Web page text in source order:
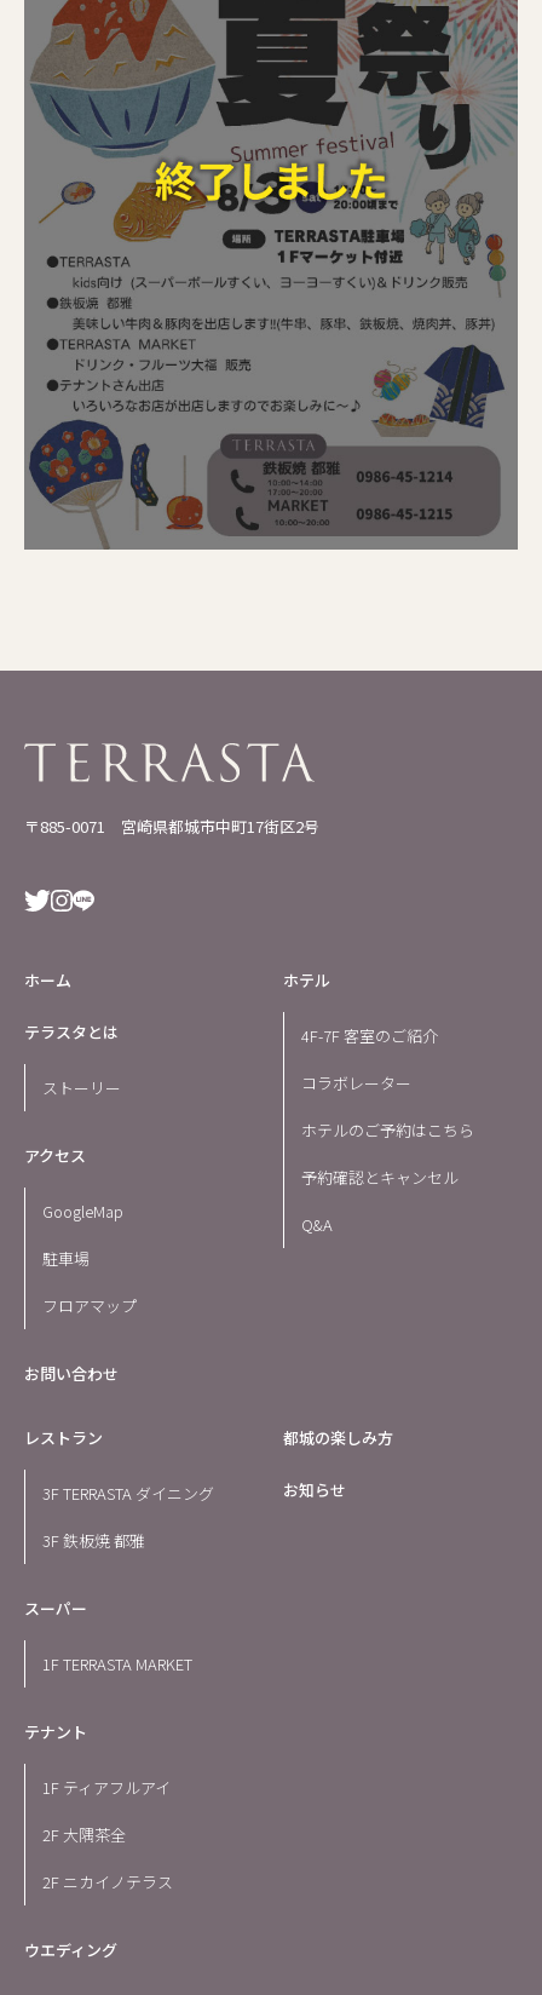
〒885-0071 宮崎県都城市中町17街区2号
ホーム
テラスタとは
ストーリー
アクセス
GoogleMap
駐車場
フロアマップ
お問い合わせ
ホテル
4F-7F 客室のご紹介
コラボレーター
ホテルのご予約はこちら
予約確認とキャンセル
Q&A
レストラン
3F TERRASTA ダイニング
3F 鉄板焼 都雅
スーパー
1F TERRASTA MARKET
テナント
1F ティアフルアイ
2F 大隅茶全
2F ニカイノテラス
ウエディング
都城の楽しみ方
お知らせ